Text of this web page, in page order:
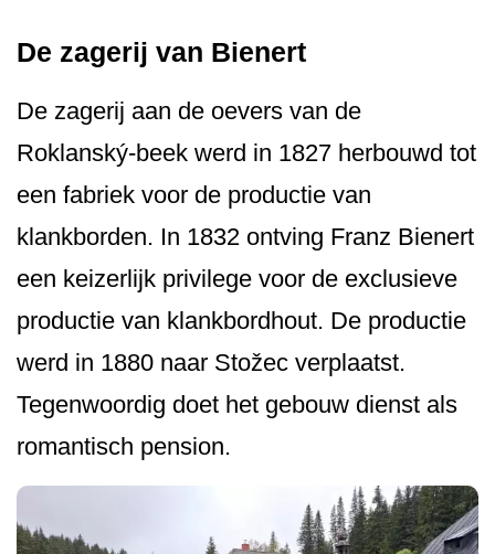
De zagerij van Bienert
De zagerij aan de oevers van de
Roklanský-beek werd in 1827 herbouwd tot
een fabriek voor de productie van
klankborden. In 1832 ontving Franz Bienert
een keizerlijk privilege voor de exclusieve
productie van klankbordhout. De productie
werd in 1880 naar Stožec verplaatst.
Tegenwoordig doet het gebouw dienst als
romantisch pension.